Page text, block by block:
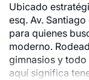
Ubicado
esq. Av.
para quienes
moderno.
gimnasios y todo
aquí significa